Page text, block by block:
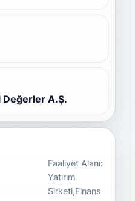
Değerler A.Ş.
Faaliyet Alanı:
Yatırım
Sirketi,Finans